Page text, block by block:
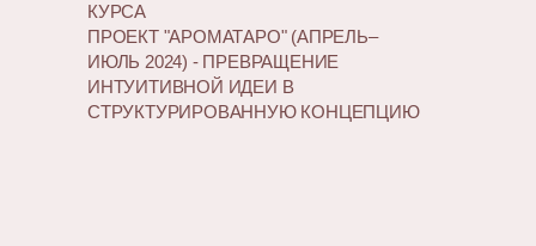
КУРСА
ПРОЕКТ "АРОМАТАРО" (АПРЕЛЬ–
ИЮЛЬ 2024) - ПРЕВРАЩЕНИЕ
ИНТУИТИВНОЙ ИДЕИ В
СТРУКТУРИРОВАННУЮ КОНЦЕПЦИЮ